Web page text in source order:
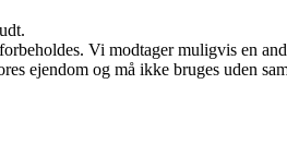
Vi modtager muligvis en
ejendom og må ikke bruges uden